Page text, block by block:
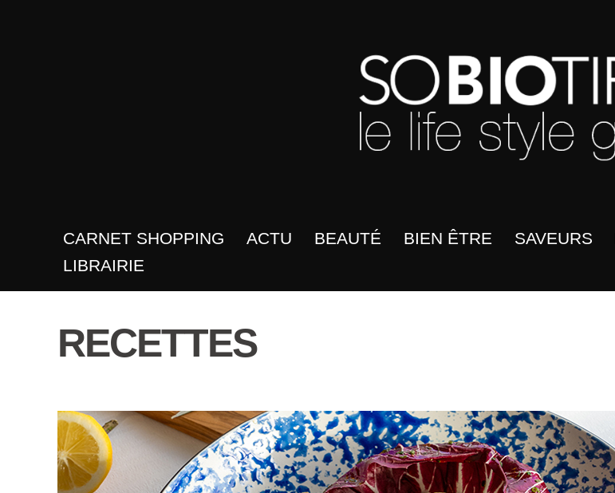
CARNET SHOPPING ACTU BEAUTÉ BIEN ÊTRE SAVEURS
LIBRAIRIE
RECETTES